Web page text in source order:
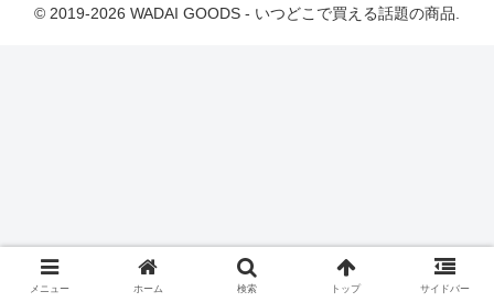
© 2019-2026 WADAI GOODS - いつどこで買える話題の商品.
メニュー ホーム 検索 トップ サイドバー